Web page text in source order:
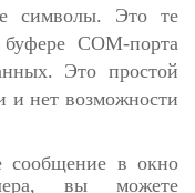
символы. Это те
COM-порта
Это простой
и нет возможности
сообщение в окно
вы можете